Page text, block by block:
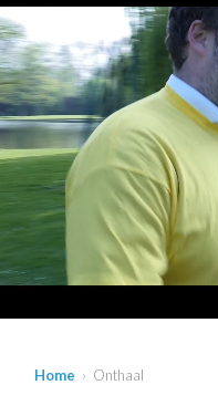
Home › Onthaal